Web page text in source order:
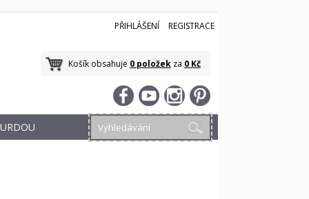
PŘIHLÁŠENÍ REGISTRACE
Košík obsahuje 0 položek za 0 Kč